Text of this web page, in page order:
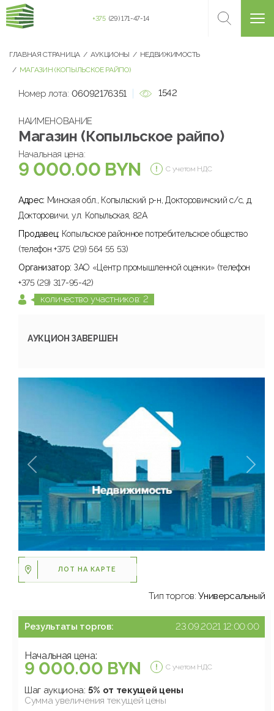
+375 (29) 171-47-14
ГЛАВНАЯ СТРАНИЦА АУКЦИОНЫ
НЕДВИЖИМОСТЬ
МАГАЗИН (КОПЫЛЬСКОЕ РАЙПО)
ЛОТ НА КАРТЕ
Номер лота: 06092176351 1542
НАИМЕНОВАНИЕ
Магазин (Копыльское райпо)
Начальная цена:
9 000.00 BYN С учетом НДС
Адрес: Минская обл., Копыльский р-н, Докторовичский с/с, д.
Докторовичи, ул. Копыльская, 82А
Продавец: Копыльское районное потребительское общество
(телефон +375 (29) 564 55 53)
Организатор: ЗАО «Центр промышленной оценки» (телефон
+375 (29) 317-95-42)
количество участников: 2
АУКЦИОН ЗАВЕРШЕН
Тип торгов:Универсальный
Результаты торгов: 23.09.2021 12:00:00
Начальная цена:
9 000.00 BYN С учетом НДС
Шаг аукциона: 5% от текущей цены
Сумма увеличения текущей цены